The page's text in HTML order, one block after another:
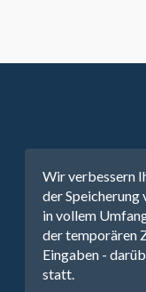
Wir verbessern
der Speicherung
in vollem
der temporären
Eingaben -
statt.